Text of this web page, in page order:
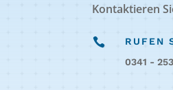
Kontaktieren

RUFEN
0341 -